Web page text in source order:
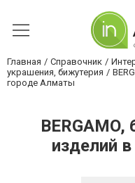
Главная Справочник
украшения, бижутерия
городе Алматы
изделий